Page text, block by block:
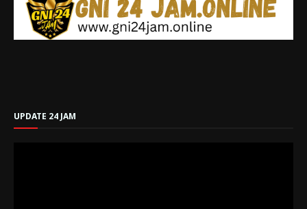
UPDATE 24 JAM